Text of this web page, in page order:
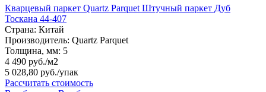
Кварцевый паркет Quartz Parquet Штучный паркет Дуб
Тоскана 44-407
Страна: Китай
Производитель: Quartz Parquet
Толщина, мм: 5
4 490 руб./м2
5 028,80 руб./упак
Рассчитать стоимость